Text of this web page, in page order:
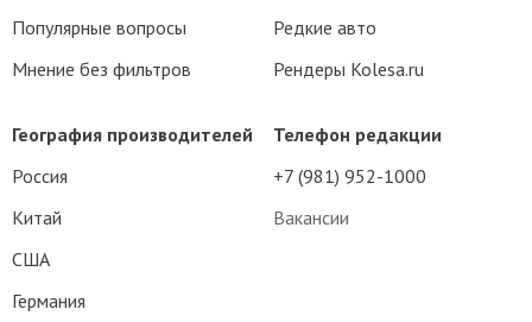
Телефон редакции
+7 (981) 952-1000
Вакансии
Популярные вопросы
Мнение без фильтров
Редкие авто
Рендеры Kolesa.ru
География производителей
Россия
Китай
США
Германия